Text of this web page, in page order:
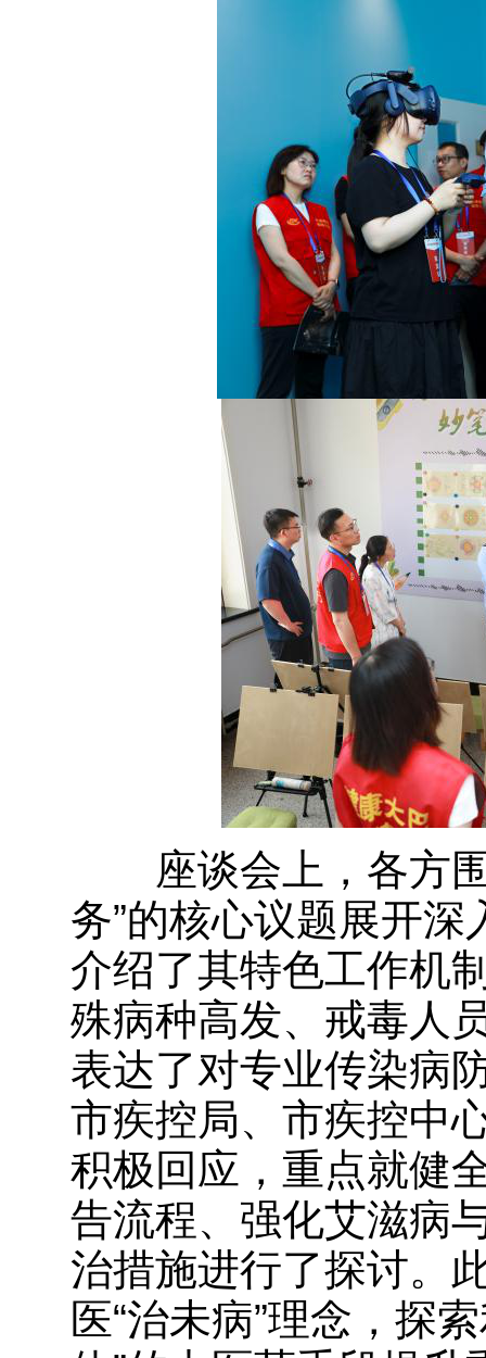
座谈会上，各方围
务”的核心议题展开
介绍了其特色工作机
殊病种高发、戒毒人
表达了对专业传染病
市疾控局、市疾控中
积极回应，重点就健
告流程、强化艾滋病
治措施进行了探讨。
医“治未病”理念，探